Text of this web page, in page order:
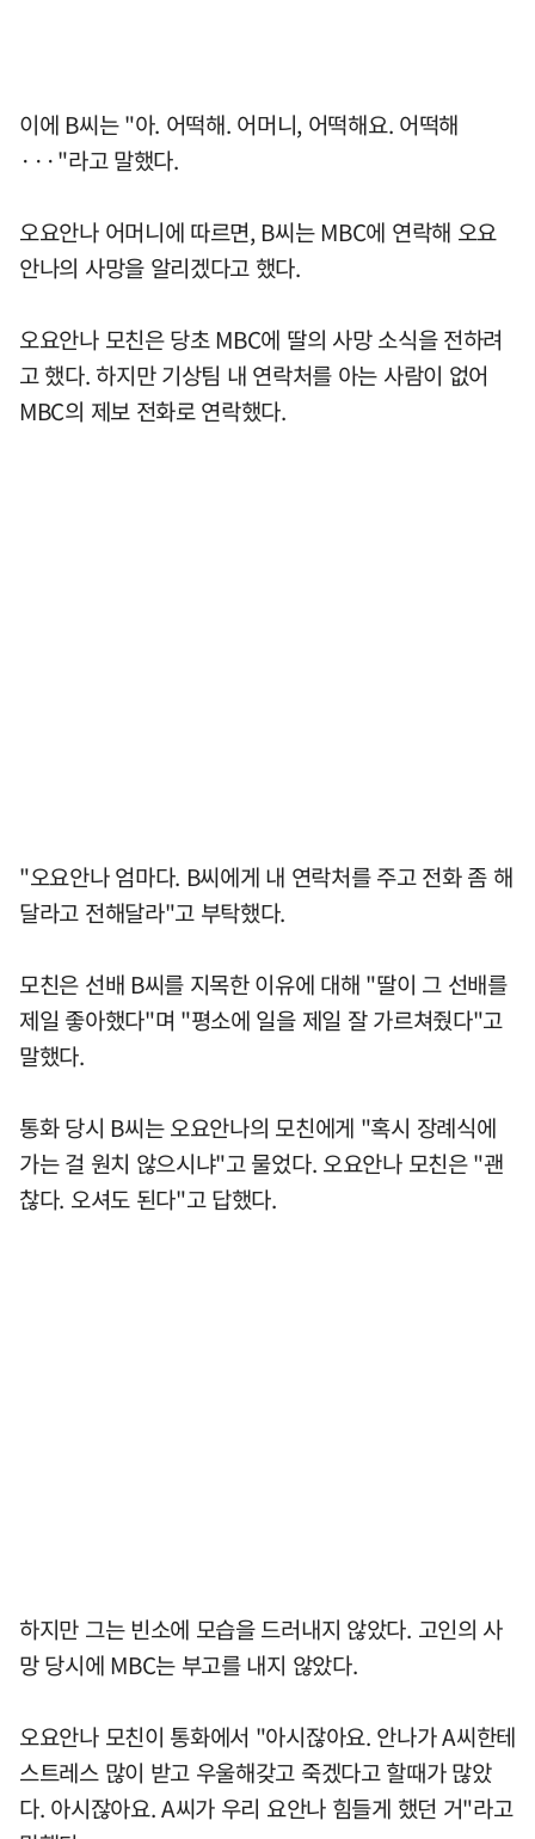
이에 B씨는 "아. 어떡해. 어머니, 어떡해요. 어떡해
···"라고 말했다.
오요안나 어머니에 따르면, B씨는 MBC에 연락해 오요
안나의 사망을 알리겠다고 했다.
오요안나 모친은 당초 MBC에 딸의 사망 소식을 전하려
고 했다. 하지만 기상팀 내 연락처를 아는 사람이 없어
MBC의 제보 전화로 연락했다.
"오요안나 엄마다. B씨에게 내 연락처를 주고 전화 좀 해
달라고 전해달라"고 부탁했다.
모친은 선배 B씨를 지목한 이유에 대해 "딸이 그 선배를
제일 좋아했다"며 "평소에 일을 제일 잘 가르쳐줬다"고
말했다.
통화 당시 B씨는 오요안나의 모친에게 "혹시 장례식에
가는 걸 원치 않으시냐"고 물었다. 오요안나 모친은 "괜
찮다. 오셔도 된다"고 답했다.
하지만 그는 빈소에 모습을 드러내지 않았다. 고인의 사
망 당시에 MBC는 부고를 내지 않았다.
오요안나 모친이 통화에서 "아시잖아요. 안나가 A씨한테
스트레스 많이 받고 우울해갖고 죽겠다고 할때가 많았
다. 아시잖아요. A씨가 우리 요안나 힘들게 했던 거"라고